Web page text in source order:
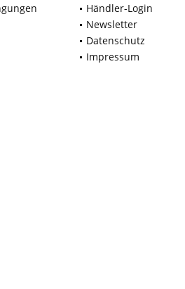
Händler-Login
Newsletter
Datenschutz
Impressum